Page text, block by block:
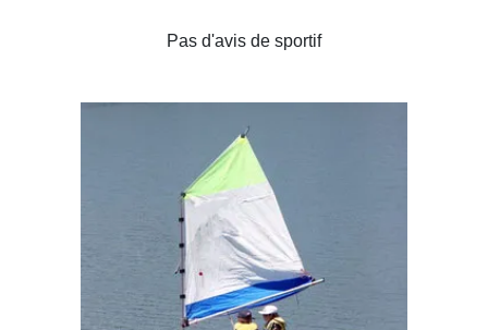
Pas d'avis de sportif